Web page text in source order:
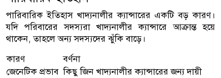
পারিবারিক ইতিহাস খাদ্যনালীর ক্যান্সারের একটি বড় কারণ।
যদি পরিবারের সদস্যরা খাদ্যনালীর ক্যান্সারে আক্রান্ত হয়ে
থাকেন, তাহলে অন্য সদস্যদের ঝুঁকি বাড়ে।
কারণ
বর্ণনা
জেনেটিক প্রভাব কিছু জিন খাদ্যনালীর ক্যান্সারের জন্য দায়ী